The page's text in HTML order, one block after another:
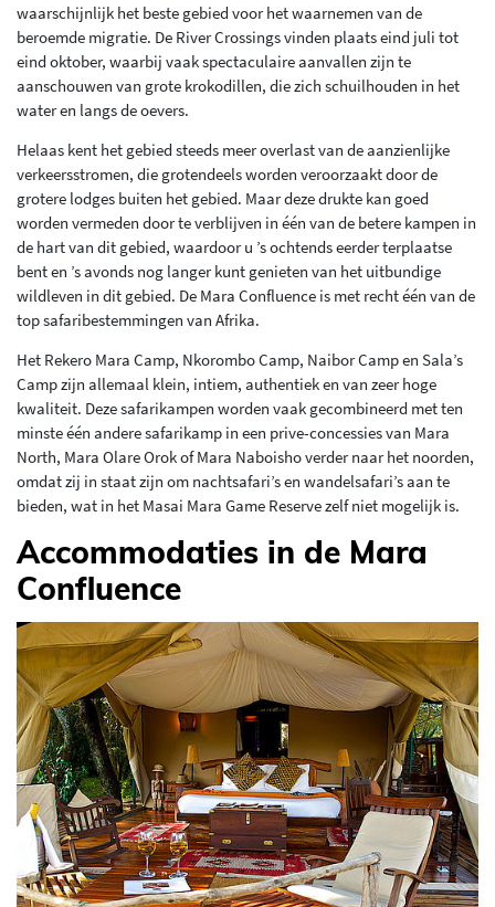
waarschijnlijk het beste gebied voor het waarnemen van de
beroemde migratie. De River Crossings vinden plaats eind juli tot
eind oktober, waarbij vaak spectaculaire aanvallen zijn te
aanschouwen van grote krokodillen, die zich schuilhouden in het
water en langs de oevers.
Helaas kent het gebied steeds meer overlast van de aanzienlijke
verkeersstromen, die grotendeels worden veroorzaakt door de
grotere lodges buiten het gebied. Maar deze drukte kan goed
worden vermeden door te verblijven in één van de betere kampen in
de hart van dit gebied, waardoor u ’s ochtends eerder terplaatse
bent en ’s avonds nog langer kunt genieten van het uitbundige
wildleven in dit gebied. De Mara Confluence is met recht één van de
top safaribestemmingen van Afrika.
Het Rekero Mara Camp, Nkorombo Camp, Naibor Camp en Sala’s
Camp zijn allemaal klein, intiem, authentiek en van zeer hoge
kwaliteit. Deze safarikampen worden vaak gecombineerd met ten
minste één andere safarikamp in een prive-concessies van Mara
North, Mara Olare Orok of Mara Naboisho verder naar het noorden,
omdat zij in staat zijn om nachtsafari’s en wandelsafari’s aan te
bieden, wat in het Masai Mara Game Reserve zelf niet mogelijk is.
Accommodaties in de Mara
Confluence